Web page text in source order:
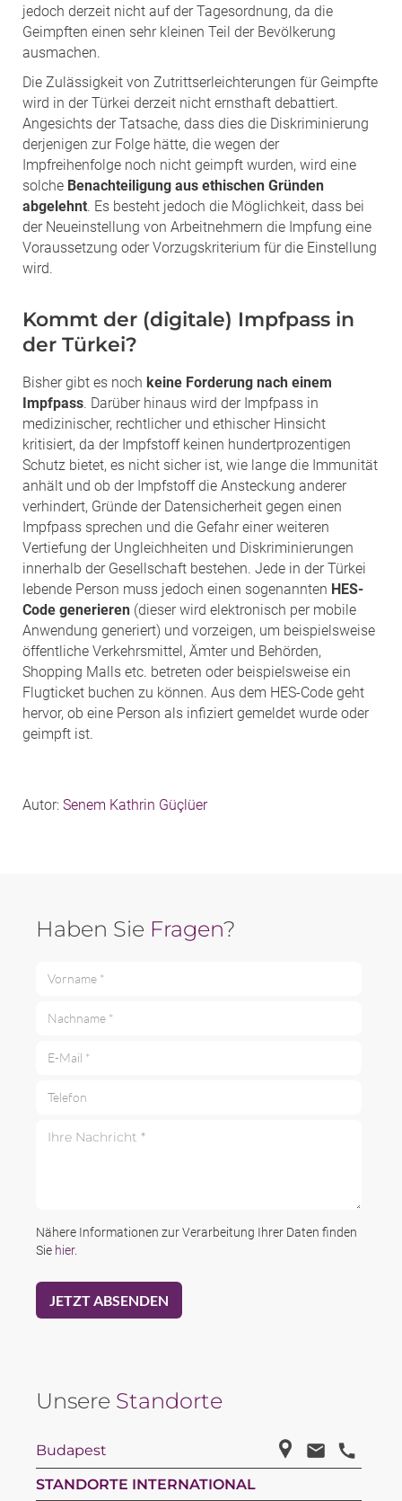
jedoch derzeit nicht auf der Tagesordnung, da die
Geimpften einen sehr kleinen Teil der Bevölkerung
ausmachen.
Die Zulässigkeit von Zutrittserleichterungen für Geimpfte
wird in der Türkei derzeit nicht ernsthaft debattiert.
Angesichts der Tatsache, dass dies die Diskriminierung
derjenigen zur Folge hätte, die wegen der
Impfreihenfolge noch nicht geimpft wurden, wird eine
solche Benachteiligung aus ethischen Gründen
abgelehnt. Es besteht jedoch die Möglichkeit, dass bei
der Neueinstellung von Arbeitnehmern die Impfung eine
Voraussetzung oder Vorzugskriterium für die Einstellung
wird.
Kommt der (digitale) Impfpass in
der Türkei?
Bisher gibt es noch keine Forderung nach einem
Impfpass. Darüber hinaus wird der Impfpass in
medizinischer, rechtlicher und ethischer Hinsicht
kritisiert, da der Impfstoff keinen hundertprozentigen
Schutz bietet, es nicht sicher ist, wie lange die Immunität
anhält und ob der Impfstoff die Ansteckung anderer
verhindert, Gründe der Datensicherheit gegen einen
Impfpass sprechen und die Gefahr einer weiteren
Vertiefung der Ungleichheiten und Diskriminierungen
innerhalb der Gesellschaft bestehen. Jede in der Türkei
lebende Person muss jedoch einen sogenannten HES-
Code generieren (dieser wird elektronisch per mobile
Anwendung generiert) und vorzeigen, um beispielsweise
öffentliche Verkehrsmittel, Ämter und Behörden,
Shopping Malls etc. betreten oder beispielsweise ein
Flugticket buchen zu können. Aus dem HES-Code geht
hervor, ob eine Person als infiziert gemeldet wurde oder
geimpft ist.
Autor: Senem Kathrin Güçlüer
Haben Sie Fragen?
Nähere Informationen zur Verarbeitung Ihrer Daten finden
Sie hier.
Unsere Standorte
Budapest
STANDORTE INTERNATIONAL